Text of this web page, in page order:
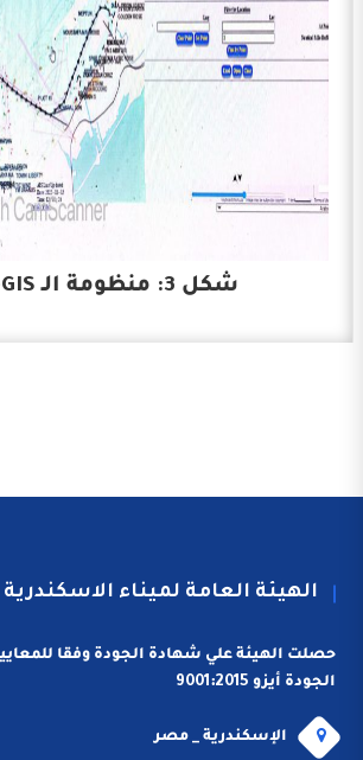
شكل 3: منظومة الـ AIS-GIS
الهيئة العامة لميناء الاسكندرية
حصلت الهيئة علي شهادة الجودة وفقا
الجودة أيزو 9001:2015
الإسكندرية _ مصر